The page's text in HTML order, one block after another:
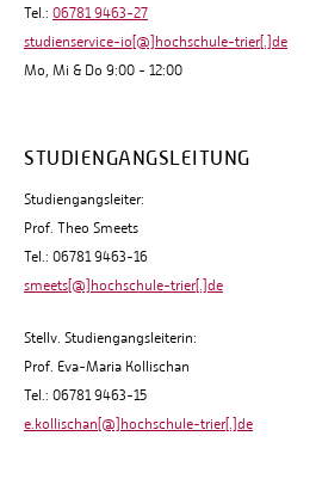
Tel.: 06781 9463-27
studienservice-io[@]hochschule-trier[.]de
Mo, Mi & Do 9:00 - 12:00
STUDIENGANGSLEITUNG
Studiengangsleiter:
Prof. Theo Smeets
Tel.: 06781 9463-16
smeets[@]hochschule-trier[.]de
Stellv. Studiengangsleiterin:
Prof. Eva-Maria Kollischan
Tel.: 06781 9463-15
e.kollischan[@]hochschule-trier[.]de